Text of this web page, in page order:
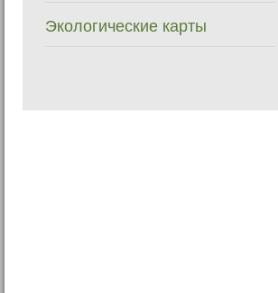
Экологические карты